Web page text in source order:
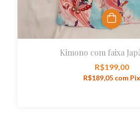
Kimono com faixa
R$199,00
R$189,05 com Pix